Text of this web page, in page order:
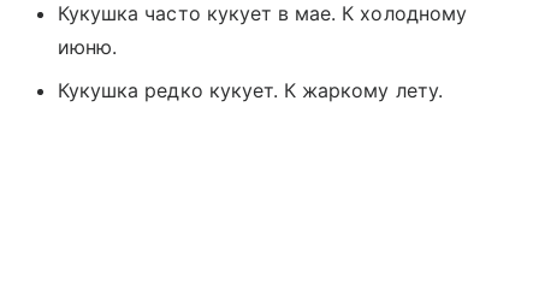
Кукушка часто кукует в мае. К холодному
июню.
Кукушка редко кукует. К жаркому лету.